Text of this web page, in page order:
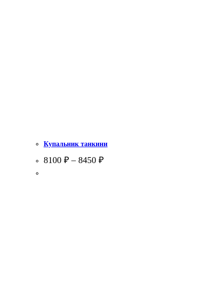
Купальник танкини
8100 ₽ – 8450 ₽